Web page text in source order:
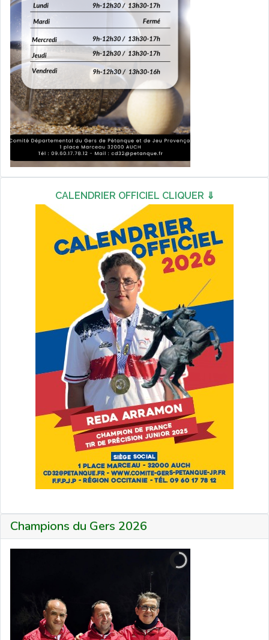
CALENDRIER OFFICIEL CLIQUER ⇓
Champions du Gers 2026